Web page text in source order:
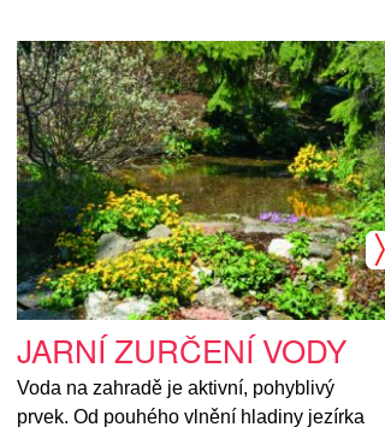
JARNÍ ZURČENÍ VODY
Voda na zahradě je aktivní, pohyblivý
prvek. Od pouhého vlnění hladiny jezírka